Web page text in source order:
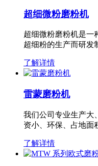
超细微粉磨粉机
超细微粉磨粉机是一
超细粉的生产而研
了解详情
雷蒙磨粉机
我们公司专业生产大
资小、环保、占地
了解详情